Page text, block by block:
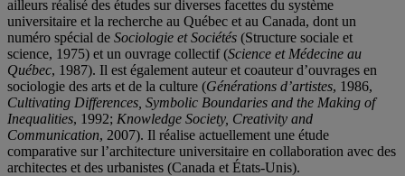
ailleurs réalisé des études sur diverses facettes du système
universitaire et la recherche au Québec et au Canada, dont un
numéro spécial de Sociologie et Sociétés (Structure sociale et
science, 1975) et un ouvrage collectif (Science et Médecine au
Québec, 1987). Il est également auteur et coauteur d’ouvrages en
sociologie des arts et de la culture (Générations d’artistes, 1986,
Cultivating Differences, Symbolic Boundaries and the Making of
Inequalities, 1992; Knowledge Society, Creativity and
Communication, 2007). Il réalise actuellement une étude
comparative sur l’architecture universitaire en collaboration avec des
architectes et des urbanistes (Canada et États-Unis).